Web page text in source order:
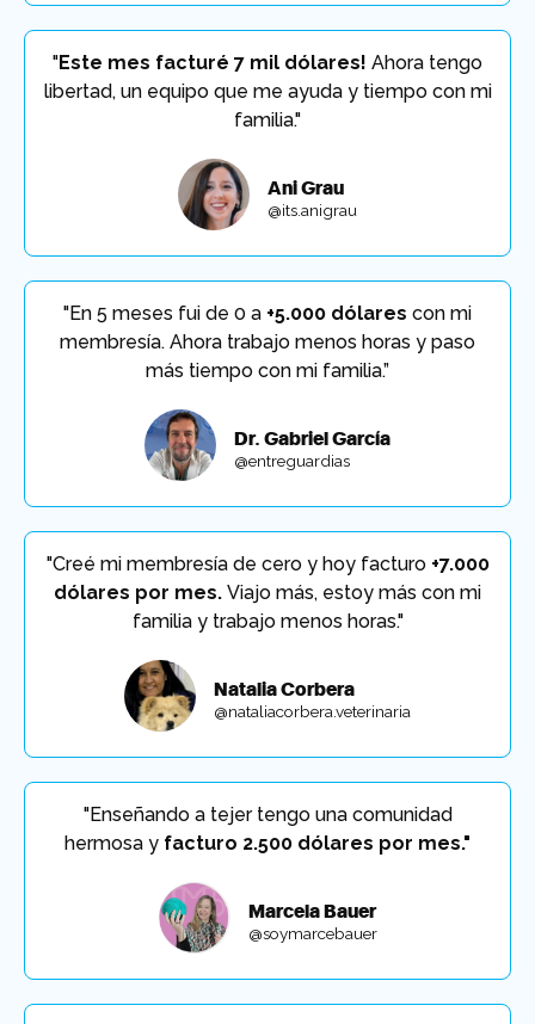
"Este mes facturé 7 mil dólares! Ahora tengo
libertad, un equipo que me ayuda y tiempo con mi
familia."
Ani Grau
@its.anigrau
"En 5 meses fui de 0 a +5.000 dólares con mi
membresía. Ahora trabajo menos horas y paso
más tiempo con mi familia.”
Dr. Gabriel García
@entreguardias
"Creé mi membresía de cero y hoy facturo +7.000
dólares por mes. Viajo más, estoy más con mi
familia y trabajo menos horas."
Natalia Corbera
@nataliacorbera.veterinaria
"Enseñando a tejer tengo una comunidad
hermosa y facturo 2.500 dólares por mes."
Marcela Bauer
@soymarcebauer